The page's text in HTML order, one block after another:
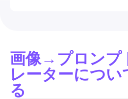
画像→プロンプ
レーターについ
る